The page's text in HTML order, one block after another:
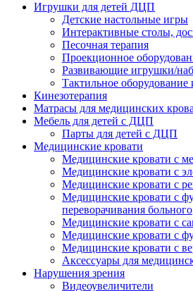
Игрушки для детей ДЦП
Детские настольные игры
Интерактивные столы,
Песочная терапия
Проекционное
Развивающие игрушки/
Тактильное
Кинезотерапия
Матрасы для медицинских
Мебель для детей с ДЦП
Парты для детей с ДЦП
Медицинские кровати
Медицинские кровати с
Медицинские кровати с
Медицинские кровати с
Медицинские кровати с
переворачивания больного
Медицинские кровати с
Медицинские кровати с
Медицинские кровати с
Аксессуары для
Нарушения зрения
Видеоувеличители